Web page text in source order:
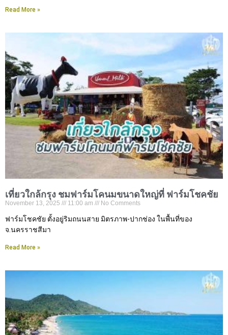
Read More »
เที่ยวใกล้กรุง ชมฟาร์มโคนมขนาดใหญ่ที่ ฟาร์มโชคชัย
November 13, 2025 11:00 am No Comments
ฟาร์มโชคชัย ตั้งอยู่ริมถนนสาย มิตรภาพ-ปากช่อง ในพื้นที่ของ
จ.นครราชสีมา
Read More »